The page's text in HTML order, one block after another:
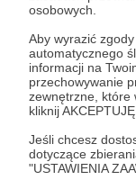
osobowych.
Aby wyrazić
automatycznego
informacji na
przechowywanie
zewnętrzne, które
kliknij
Jeśli chcesz
dotyczące
"USTAWIENIA
Czy na pewno